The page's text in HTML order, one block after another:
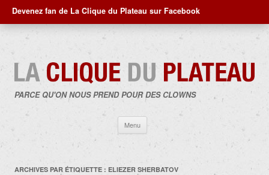
Devenez fan de La Clique du Plateau sur Facebook
PARCE QU'ON NOUS PREND POUR DES CLOWNS
Menu
contenu
ARCHIVES PAR ÉTIQUETTE : ELIEZER SHERBATOV